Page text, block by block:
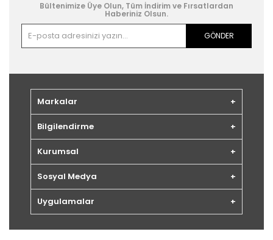
Bültenimize Üye Olun, Tüm İndirim ve Fırsatlardan
Haberiniz Olsun.
GÖNDER
Markalar
Bilgilendirme
Kurumsal
Sosyal Medya
Uygulamalar